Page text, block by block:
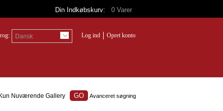
Din Indkøbskurv: 0 Varer
Dansk Log ind Opret konto
Kun Nuværende Gallery Avanceret søgning